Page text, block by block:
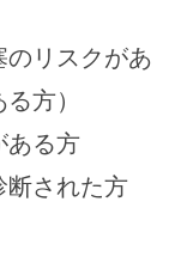
のリスクがあ
方）
ある方
断された方